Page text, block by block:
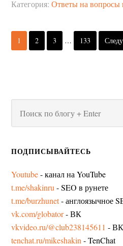
Категория:Ответы на вопросы
1 2 3 … 133
ПОДПИСЫВАЙТЕСЬ
Youtube- канал на YouTube
t.me/shakinru - SEO в рунете
t.me/burzhunet- англоязычное
vk.com/globator- ВК
vkvideo.ru/@club238145611 -
tenchat.ru/mikeshakin - TenChat